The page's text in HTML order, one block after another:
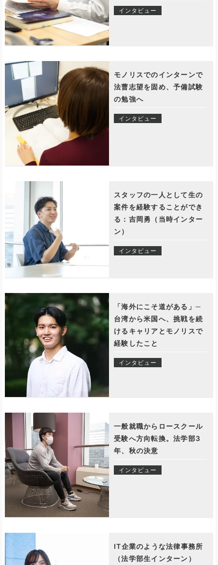
インタビュー
モノリスでのインターンで
法曹志望を固め、予備試験
の勉強へ
インタビュー
スタッフの一人として生の
案件を経験することができ
る：吉岡勇（当時インター
ン）
インタビュー
「海外にこそ道がある」─
台湾から米国へ、挑戦を続
けるキャリアとモノリスで
経験したこと
インタビュー
一般就職からロースクール
受験へ方向転換。法学部3
年、秋の決意
インタビュー
IT企業のような法律事務所
（法学部生インターン）